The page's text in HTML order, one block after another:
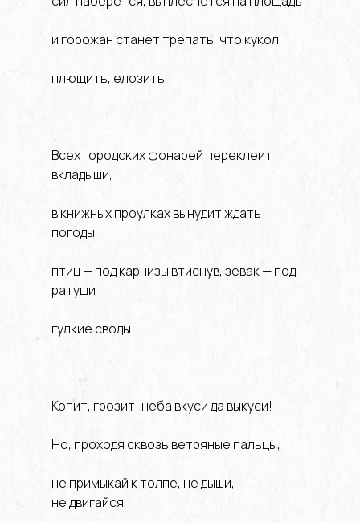
и горожан станет трепать, что кукол,
плющить, елозить.
Всех городских фонарей переклеит
вкладыши,
в книжных проулках вынудит ждать
погоды,
птиц — под карнизы втиснув, зевак — под
ратуши
гулкие своды.
Копит, грозит: неба вкуси да выкуси!
Но, проходя сквозь ветряные пальцы,
не примыкай к толпе, не дыши,
не двигайся,